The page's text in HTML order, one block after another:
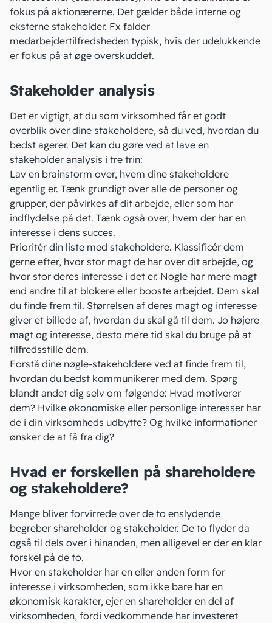
fokus på aktionærerne. Det gælder både interne og
eksterne stakeholder. Fx falder
medarbejdertilfredsheden typisk, hvis der udelukkende
er fokus på at øge overskuddet.
Stakeholder analysis
Det er vigtigt, at du som virksomhed får et godt
overblik over dine stakeholdere, så du ved, hvordan du
bedst agerer. Det kan du gøre ved at lave en
stakeholder analysis i tre trin:
Lav en brainstorm over, hvem dine stakeholdere
egentlig er. Tænk grundigt over alle de personer og
grupper, der påvirkes af dit arbejde, eller som har
indflydelse på det. Tænk også over, hvem der har en
interesse i dens succes.
Prioritér din liste med stakeholdere. Klassificér dem
gerne efter, hvor stor magt de har over dit arbejde, og
hvor stor deres interesse i det er. Nogle har mere magt
end andre til at blokere eller booste arbejdet. Dem skal
du finde frem til. Størrelsen af deres magt og interesse
giver et billede af, hvordan du skal gå til dem. Jo højere
magt og interesse, desto mere tid skal du bruge på at
tilfredsstille dem.
Forstå dine nøgle-stakeholdere ved at finde frem til,
hvordan du bedst kommunikerer med dem. Spørg
blandt andet dig selv om følgende: Hvad motiverer
dem? Hvilke økonomiske eller personlige interesser har
de i din virksomheds udbytte? Og hvilke informationer
ønsker de at få fra dig?
Hvad er forskellen på shareholdere
og stakeholdere?
Mange bliver forvirrede over de to enslydende
begreber shareholder og stakeholder. De to flyder da
også til dels over i hinanden, men alligevel er der en klar
forskel på de to.
Hvor en stakeholder har en eller anden form for
interesse i virksomheden, som ikke bare har en
økonomisk karakter, ejer en shareholder en del af
virksomheden, fordi vedkommende har investeret